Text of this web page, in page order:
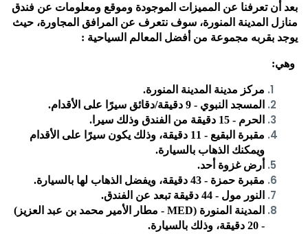
بعد أن تعرفنا عن المميزات الموجودة وموقع ومعلومات عن فندق
منازل المدينة المنورة، سوف نتعرف عن المرافق المجاورة، حيث
يوجد بقربه مجموعة من أفضل المعالم السياحية :
وهي:
مركز مدينة المدينة المنورة.
المسجد النبوي - 9 دقيقة/دقائق سيرًا على الأقدام.
الحرم - 15 دقيقة من الفندق وذلك سيرا.
مقبرة البقيع - 11 دقيقة، وذلك يكون سيرًا على الأقدام
ويمكنك الذهاب بالسيارة.
أرض غزوة أحد.
مقبرة حمزة - 43 دقيقة، ويفضل الذهاب لها بالسيارة.
النور مول - 44 دقيقة تبعد عن الفندق.
المدينة المنورة (MED - مطار الأمير محمد بن عبد العزيز)
- 20 دقيقة، وذلك بالسيارة.